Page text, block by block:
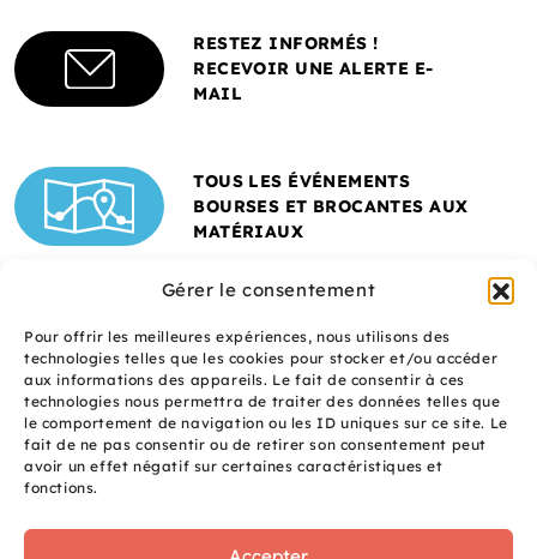
Gérer le consentement
Pour offrir les meilleures expériences, nous utilisons des
technologies telles que les cookies pour stocker et/ou accéder
aux informations des appareils. Le fait de consentir à ces
technologies nous permettra de traiter des données telles que
le comportement de navigation ou les ID uniques sur ce site. Le
fait de ne pas consentir ou de retirer son consentement peut
avoir un effet négatif sur certaines caractéristiques et
fonctions.
RESTEZ INFORMÉS !
RECEVOIR UNE ALERTE E-
MAIL
TOUS LES ÉVÉNEMENTS
BOURSES ET BROCANTES AUX
MATÉRIAUX
Un site réalisé avec